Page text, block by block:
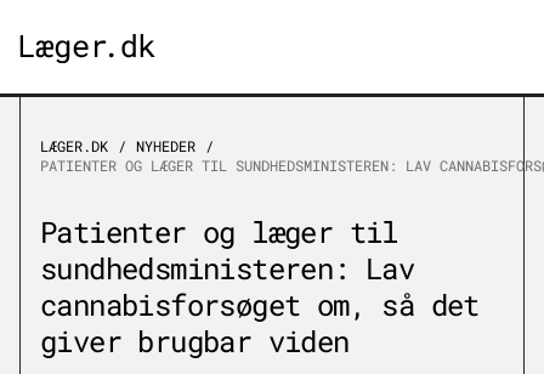
LÆGER.DK
NYHEDER
PATIENTER OG LÆGER TIL SUNDHEDSMINISTEREN: LAV
Patienter og læger til
sundhedsministeren: Lav
cannabisforsøget om, så det
giver brugbar viden